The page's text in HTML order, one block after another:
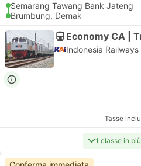
Semarang Tawang Bank Jateng
Brumbung, Demak
Indonesia Railways
Tasse
1 classe in